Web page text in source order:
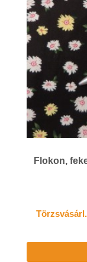
Flokon,